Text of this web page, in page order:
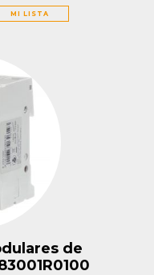
MI LISTA
de